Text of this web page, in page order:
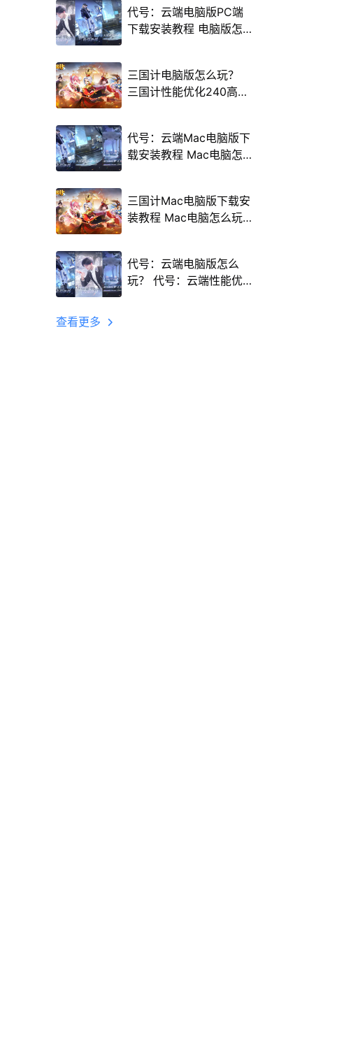
代号：云端电脑版PC端
下载安装教程 电脑版怎
三国计电脑版怎么玩？
三国计性能优化240高帧
代号：云端Mac电脑版下
载安装教程 Mac电脑怎
三国计Mac电脑版下载安
装教程 Mac电脑怎么玩
代号：云端电脑版怎么
玩？ 代号：云端性能优
查看更多